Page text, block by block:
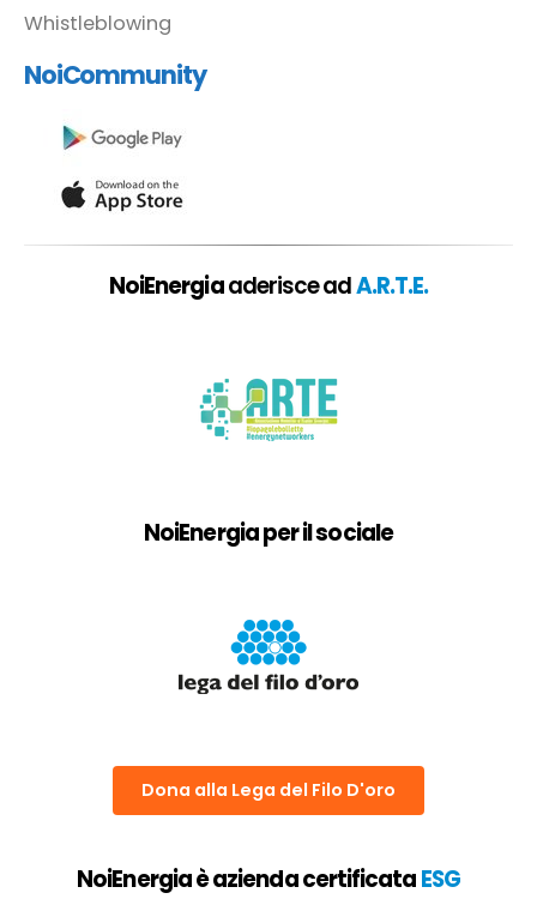
Whistleblowing
NoiCommunity
NoiEnergiaaderisce adA.R.T.E.
NoiEnergia per il sociale
Dona alla Lega del Filo D'oro
NoiEnergia è azienda certificata ESG